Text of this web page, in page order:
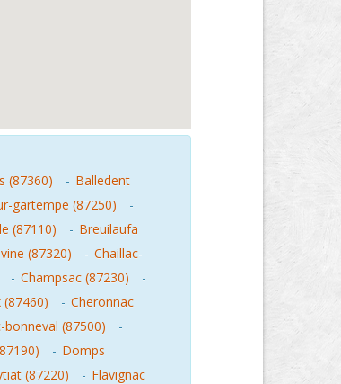
(87360) - Balledent
gartempe (87250)
-
(87110) - Breuilaufa
(87320) - Chaillac-
- Champsac (87230)
-
(87460) - Cheronnac
bonneval (87500)
-
- Domps
(87220) - Flavignac